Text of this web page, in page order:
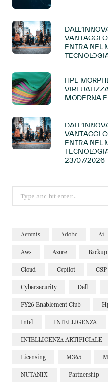
VANTAGGI
ENTRA NEL
HPE
MODERNA
VANTAGGI
ENTRA NEL
23/07/2026
for:
Acronis Adobe Ai
Aws Azure Backup
Cloud Copilot CSP
Cybersecurity Dell
FY26 Enablement Club
Intel INTELLIGENZA
INTELLIGENZA ARTIFICIALE
Licensing M365
NUTANIX Partnership